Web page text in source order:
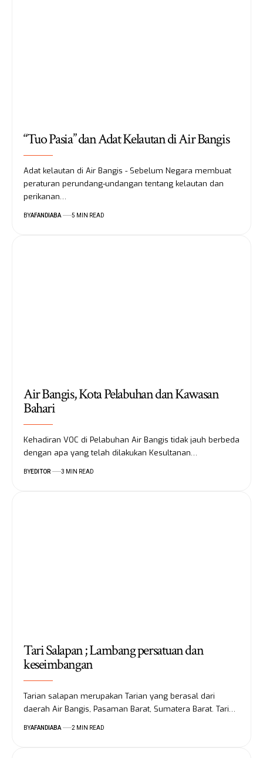
“Tuo Pasia” dan Adat Kelautan di Air Bangis
Adat kelautan di Air Bangis - Sebelum Negara membuat
peraturan perundang-undangan tentang kelautan dan
perikanan…
BYAFANDIABA 5 MIN READ
Air Bangis, Kota Pelabuhan dan Kawasan
Bahari
Kehadiran VOC di Pelabuhan Air Bangis tidak jauh berbeda
dengan apa yang telah dilakukan Kesultanan…
BYEDITOR 3 MIN READ
Tari Salapan ; Lambang persatuan dan
keseimbangan
Tarian salapan merupakan Tarian yang berasal dari
daerah Air Bangis, Pasaman Barat, Sumatera Barat. Tari…
BYAFANDIABA 2 MIN READ